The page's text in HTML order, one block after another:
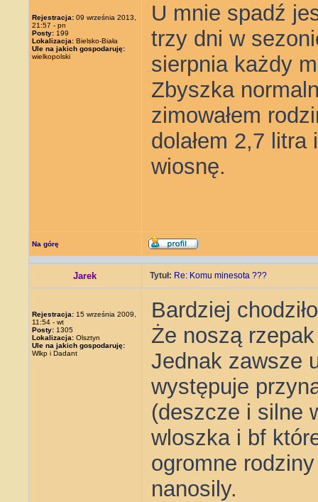
Rejestracja: 09 września 2013,
21:57 - pn
Posty: 199
Lokalizacja: Bielsko-Biała
Ule na jakich gospodaruję:
wielkopolski
U mnie spadź
trzy dni w
sierpnia każdy
Zbyszka
zimowałem
dolałem 2,7 litra
wiosnę.
Na górę
Jarek Tytuł: Re: Komu minesota ???
Rejestracja: 15 września 2009,
11:54 - wt
Posty: 1305
Lokalizacja: Olsztyn
Ule na jakich gospodaruję:
Wlkp i Dadant
Bardziej
Że noszą
Jednak zawsze
występuje
(deszcze i silne
wloszka i bf
ogromne
nanosily.